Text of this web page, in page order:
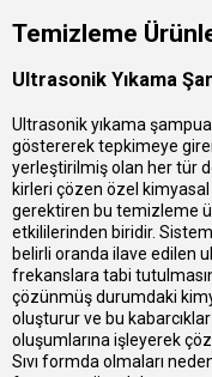
Temizleme
Ultrasonik Yıkama
Ultrasonik yıkama
göstererek tepkimeye
yerleştirilmiş olan her tür
kirleri çözen özel kimyasal
gerektiren bu temizleme
etkililerinden biridir.
belirli oranda ilave edilen
frekanslara tabi
çözünmüş durumdaki
oluşturur ve bu
oluşumlarına işleyerek
Sıvı formda olmaları